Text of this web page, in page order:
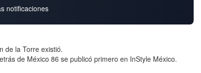
notificaciones
de la Torre existió.
de México 86 se publicó primero en InStyle México.